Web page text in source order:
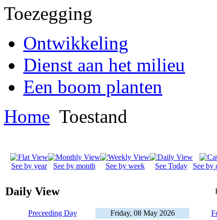
Toezegging
Ontwikkeling
Dienst aan het milieu
Een boom planten
Home Toestand
See by year See by month See by week See Today See by
Daily View
Preceeding Day Friday, 08 May 2026